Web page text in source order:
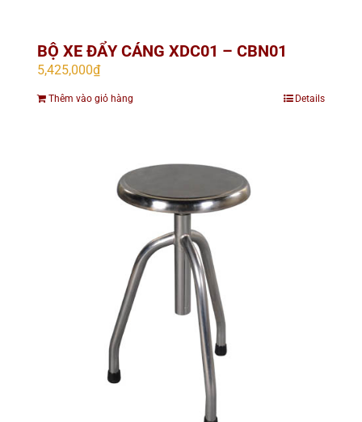
BỘ XE ĐẨY CÁNG XDC01 – CBN01
5,425,000₫
Thêm vào giỏ hàng Details